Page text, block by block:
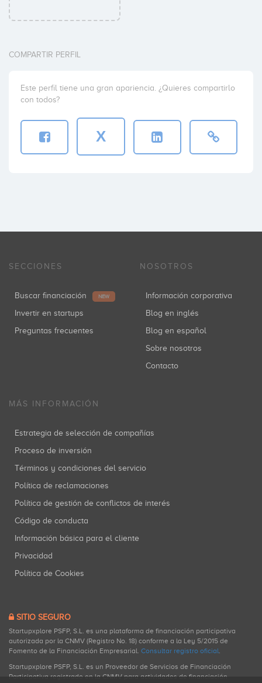
COMPARTIR PERFIL
Este perfil tiene una gran apariencia. ¿Quieres compartirlo
con todos?
X
SECCIONES
Buscar financiación NEW
Invertir en startups
Preguntas frecuentes
NOSOTROS
Información corporativa
Blog en inglés
Blog en español
Sobre nosotros
Contacto
MÁS INFORMACIÓN
Estrategia de selección de compañías
Proceso de inversión
Términos y condiciones del servicio
Política de reclamaciones
Política de gestión de conflictos de interés
Código de conducta
Información básica para el cliente
Privacidad
Política de Cookies
SITIO SEGURO
Startupxplore PSFP, S.L. es una plataforma de financiación participativa
autorizada por la CNMV (Registro No. 18) conforme a la Ley 5/2015 de
Fomento de la Financiación Empresarial. Consultar registro oficial.
Startupxplore PSFP, S.L. es un Proveedor de Servicios de Financiación
Participativa registrado en la CNMV para actividades de financiación